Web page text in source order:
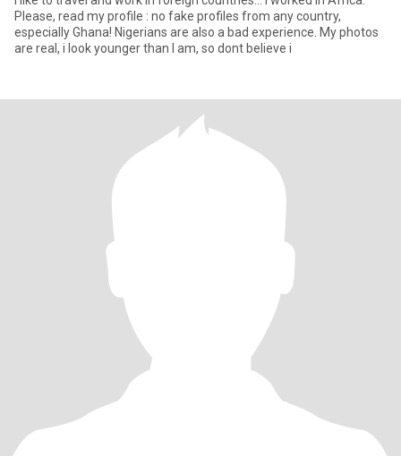
Please, read my profile : no fake profiles from any country,
especially Ghana! Nigerians are also a bad experience. My photos
are real, i look younger than I am, so dont believe i